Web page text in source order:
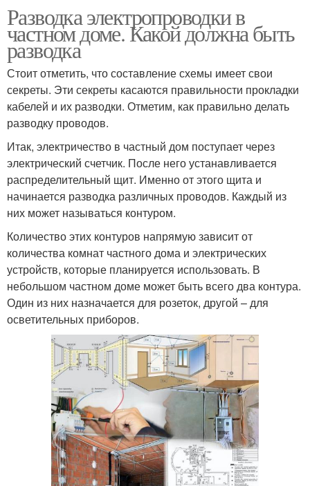
Разводка электропроводки в
частном доме. Какой должна быть
разводка
Стоит отметить, что составление схемы имеет свои
секреты. Эти секреты касаются правильности прокладки
кабелей и их разводки. Отметим, как правильно делать
разводку проводов.
Итак, электричество в частный дом поступает через
электрический счетчик. После него устанавливается
распределительный щит. Именно от этого щита и
начинается разводка различных проводов. Каждый из
них может называться контуром.
Количество этих контуров напрямую зависит от
количества комнат частного дома и электрических
устройств, которые планируется использовать. В
небольшом частном доме может быть всего два контура.
Один из них назначается для розеток, другой – для
осветительных приборов.